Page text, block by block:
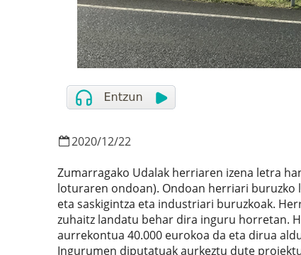
2020/12/22
Zumarragako Udalak herriaren izena letra
loturaren ondoan). Ondoan herriari
eta saskigintza eta industriari buruzkoak.
zuhaitz landatu behar dira inguru horretan.
aurrekontua 40.000 eurokoa da eta dirua
Ingurumen diputatuak aurkeztu dute